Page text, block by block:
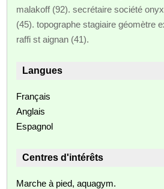
malakoff (92). secrétaire société
(45). topographe stagiaire géomètre
raffi st aignan (41).
Langues
Français
Anglais
Espagnol
Centres d'intérêts
Marche à pied, aquagym.